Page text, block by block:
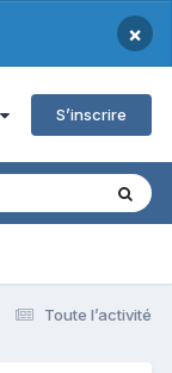
×
S’inscrire
Toute l’activité